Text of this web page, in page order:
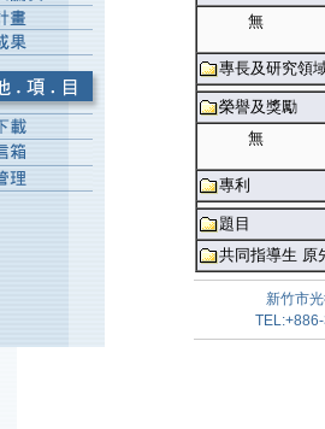
無
專長及研究領
榮譽及獎勵
無
專利
題目
共同指導生 原
新竹市